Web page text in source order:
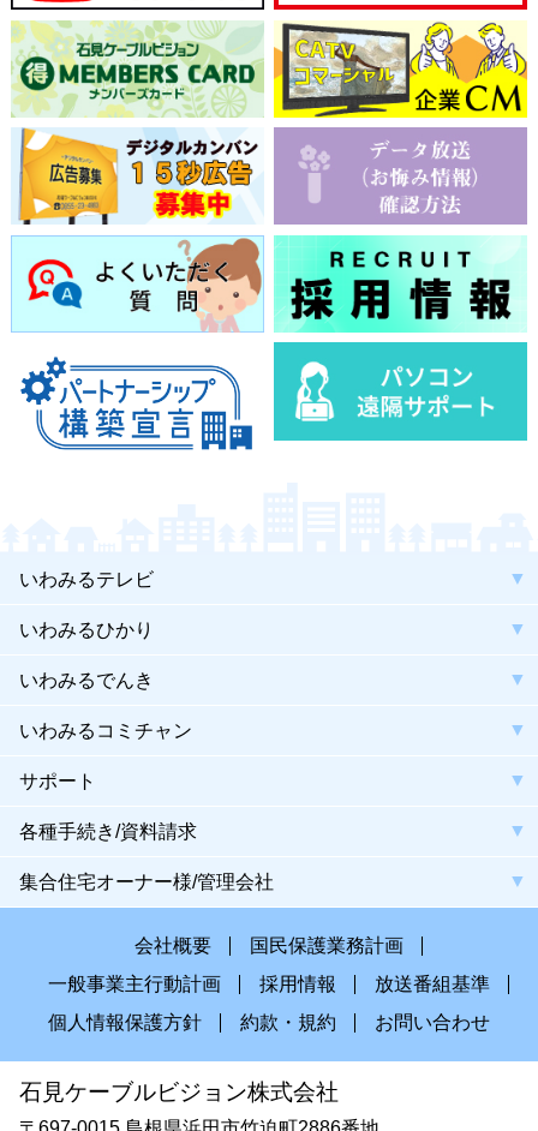
いわみるテレビ
いわみるひかり
いわみるでんき
いわみるコミチャン
サポート
各種手続き/資料請求
集合住宅オーナー様/管理会社
会社概要
国民保護業務計画
一般事業主行動計画
採用情報
放送番組基準
個人情報保護方針
約款・規約 お問い合わせ
石見ケーブルビジョン株式会社